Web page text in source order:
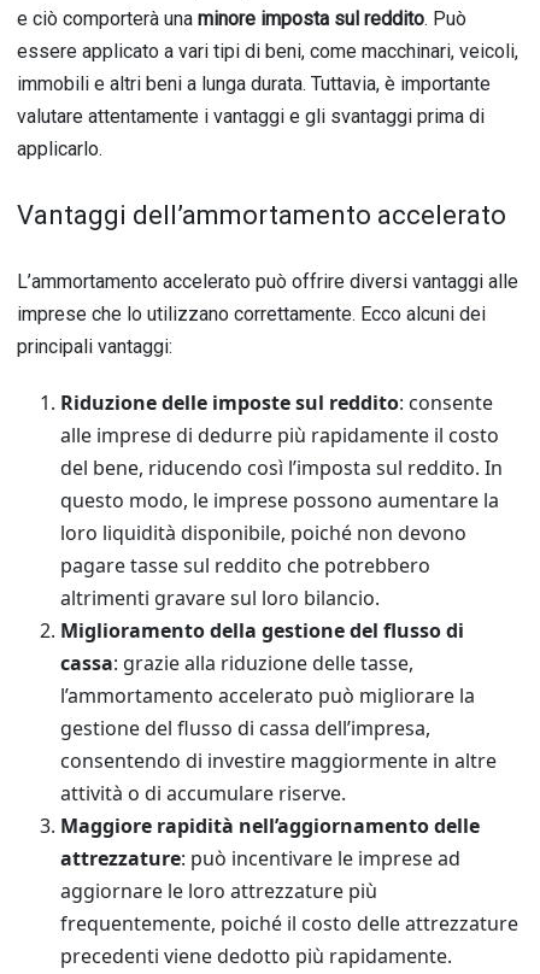
e ciò comporterà una minore imposta sul reddito. Può
essere applicato a vari tipi di beni, come macchinari, veicoli,
immobili e altri beni a lunga durata. Tuttavia, è importante
valutare attentamente i vantaggi e gli svantaggi prima di
applicarlo.
Vantaggi dell’ammortamento accelerato
L’ammortamento accelerato può offrire diversi vantaggi alle
imprese che lo utilizzano correttamente. Ecco alcuni dei
principali vantaggi:
Riduzione delle imposte sul reddito: consente
alle imprese di dedurre più rapidamente il costo
del bene, riducendo così l’imposta sul reddito. In
questo modo, le imprese possono aumentare la
loro liquidità disponibile, poiché non devono
pagare tasse sul reddito che potrebbero
altrimenti gravare sul loro bilancio.
Miglioramento della gestione del flusso di
cassa: grazie alla riduzione delle tasse,
l’ammortamento accelerato può migliorare la
gestione del flusso di cassa dell’impresa,
consentendo di investire maggiormente in altre
attività o di accumulare riserve.
Maggiore rapidità nell’aggiornamento delle
attrezzature: può incentivare le imprese ad
aggiornare le loro attrezzature più
frequentemente, poiché il costo delle attrezzature
precedenti viene dedotto più rapidamente.